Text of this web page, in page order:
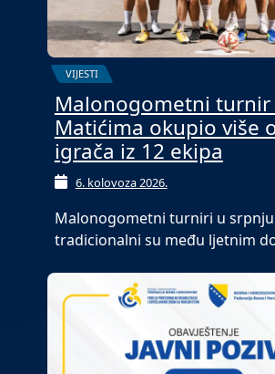
VIJESTI
Malonogometni turnir
Matićima okupio više
igrača iz 12 ekipa
6. kolovoza 2026.
Malonogometni turniri u
tradicionalni su među ljetnim